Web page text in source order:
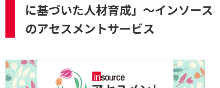
に基づいた人材育成」～インソース
のアセスメントサービス